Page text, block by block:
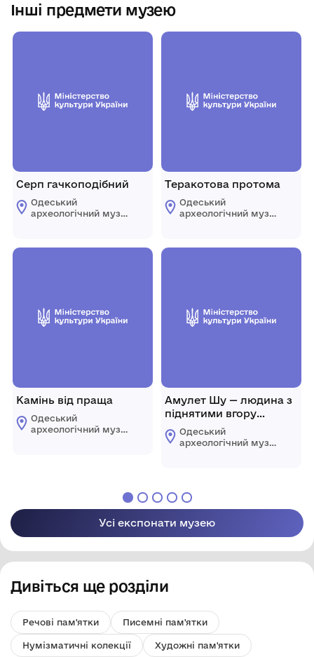
Інші предмети музею
Серп гачкоподібний
Одеський
археологічний музей
України
Камінь від праща
Одеський
археологічний музей
Теракотова протома
Одеський
археологічний музей
України
Амулет Шу — людина з
піднятими вгору
руками
Одеський
археологічний музей
Усі експонати музею
Дивіться ще розділи
Речові пам'ятки Писемні пам'ятки
Нумізматичні колекції Художні пам'ятки